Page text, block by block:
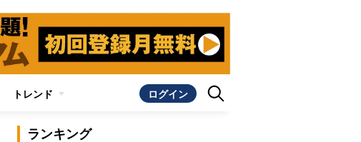
トレンド ログイン
ランキング